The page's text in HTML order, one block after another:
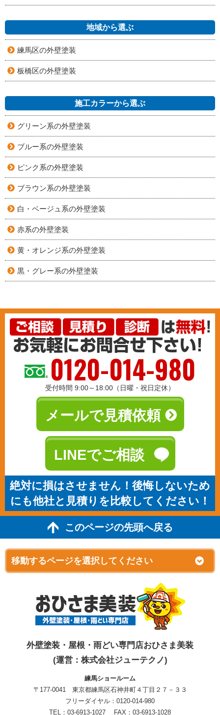
地域から選ぶ
練馬区の外壁塗装
板橋区の外壁塗装
施工カラーから選ぶ
グリーン系の外壁塗装
ブルー系の外壁塗装
ピンク系の外壁塗装
ブラウン系の外壁塗装
白・ベージュ系の外壁塗装
赤系の外壁塗装
黄・オレンジ系の外壁塗装
黒・グレー系の外壁塗装
0120-014-980
受付時間 9:00～18:00（日曜・祝日定休）
メールで見積依頼
LINEでご相談
絶対に損はさせません！後悔しないため
にも他社と見積りを比較してください！
このページの先頭へ戻る
外壁塗装・屋根・雨どい専門店おひさま美装
(運営：株式会社ジューテクノ)
練馬ショールーム
〒177-0041 東京都練馬区石神井町４丁目２７－３３
フリーダイヤル：0120-014-980
TEL：03-6913-1027 FAX：03-6913-1028